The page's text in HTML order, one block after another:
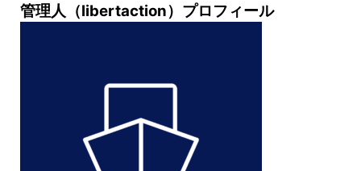
管理人（libertaction）プロフィール